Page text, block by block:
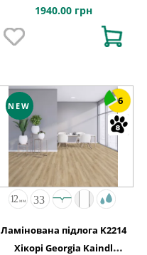
1940.00 грн
NEW 6
Ламінована підлога K2214
Хікорі Georgia Kaindl